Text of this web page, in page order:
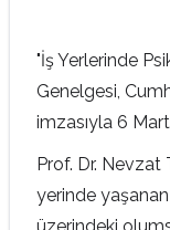
"İş Yerlerinde
Genelgesi,
imzasıyla 6
Prof. Dr. Nevzat
yerinde